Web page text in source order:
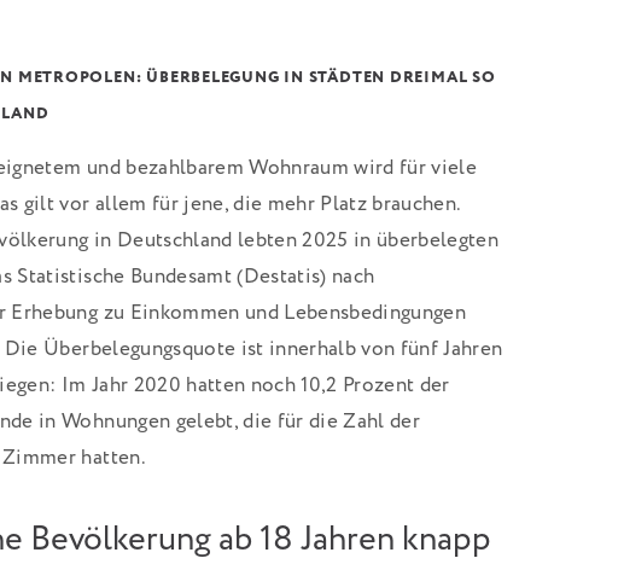
METROPOLEN: ÜBERBELEGUNG IN STÄDTEN DREIMAL SO
und bezahlbarem Wohnraum wird für viele
gilt vor allem für jene, die mehr Platz brauchen.
in Deutschland lebten 2025 in überbelegten
Statistische Bundesamt (Destatis) nach
Erhebung zu Einkommen und Lebensbedingungen
Überbelegungsquote ist innerhalb von fünf Jahren
Im Jahr 2020 hatten noch 10,2 Prozent der
in Wohnungen gelebt, die für die Zahl der
hatten.
Bevölkerung ab 18 Jahren knapp